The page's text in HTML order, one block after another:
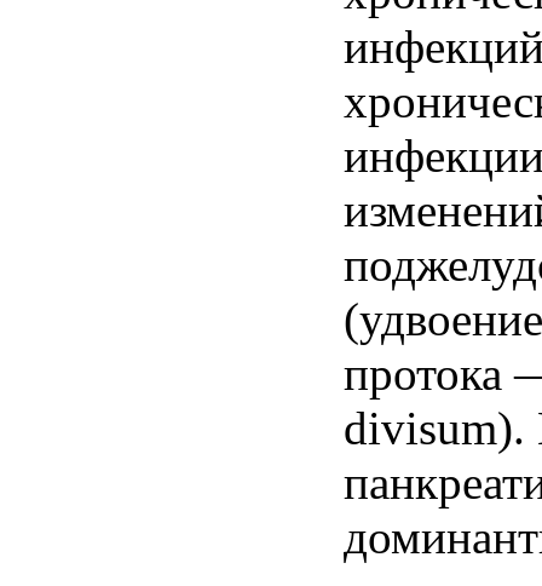
протока
divisum).